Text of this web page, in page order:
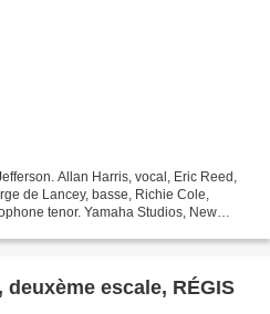
Allan Harris, vocal, Eric Reed,
de Lancey, basse, Richie Cole,
tenor. Yamaha Studios, New
escale, RÉGIS